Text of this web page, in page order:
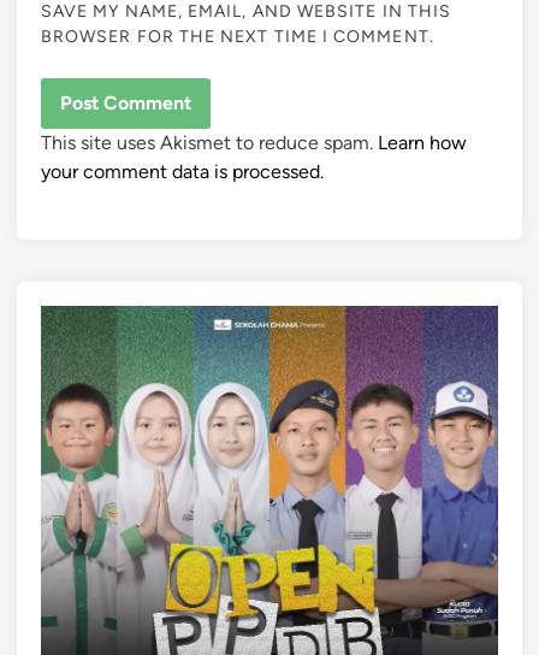
SAVE MY NAME, EMAIL, AND WEBSITE IN THIS
BROWSER FOR THE NEXT TIME I COMMENT.
This site uses Akismet to reduce spam. Learn how
your comment data is processed.